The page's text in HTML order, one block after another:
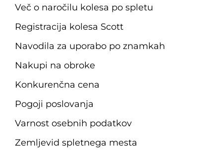
Več o naročilu kolesa po spletu
Registracija kolesa Scott
Navodila za uporabo po znamkah
Nakupi na obroke
Konkurenčna cena
Pogoji poslovanja
Varnost osebnih podatkov
Zemljevid spletnega mesta